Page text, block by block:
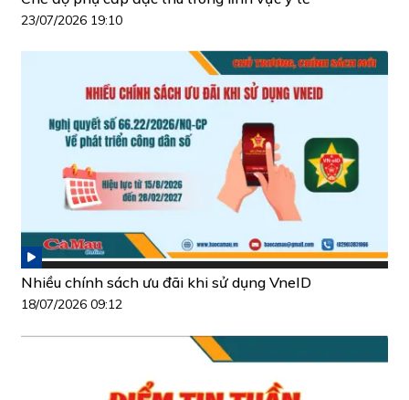
23/07/2026 19:10
Nhiều chính sách ưu đãi khi sử dụng VneID
18/07/2026 09:12